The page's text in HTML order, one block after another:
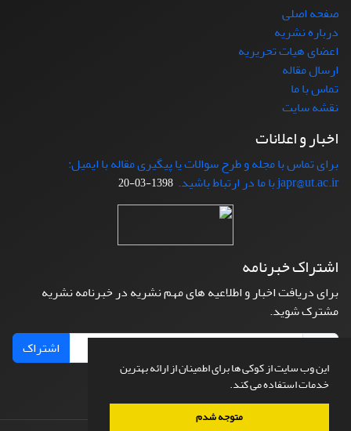
این وب سایت از کوکی ها برای اطمینان از ارائه بهترین
خدمات استفاده می کند.
متوجه شدم
صفحه اصلی
درباره نشریه
اعضای هیات تحریریه
ارسال مقاله
تماس با ما
نقشه سایت
اخبار و اعلانات
برای تماس با مجله و طرح سوالات یا پیگیری مقاله با ایمیل:
japr@ut.ac.ir با ما در ارتباط باشید.
1398-03-20
اشتراک خبرنامه
برای دریافت اخبار و اطلاعیه های مهم نشریه در خبرنامه نشریه
مشترک شوید.
اشتراک